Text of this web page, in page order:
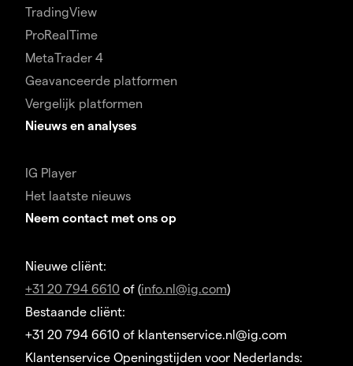
TradingView
ProRealTime
MetaTrader 4
Geavanceerde platformen
Vergelijk platformen
Nieuws en analyses
IG Player
Het laatste nieuws
Neem contact met ons op
Nieuwe cliënt:
+31 20 794 6610 of (info.nl@ig.com)
Bestaande cliënt:
+31 20 794 6610 of klantenservice.nl@ig.com
Klantenservice Openingstijden voor Nederlands: